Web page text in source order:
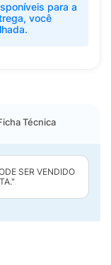
para a
você
Técnica
SER VENDIDO